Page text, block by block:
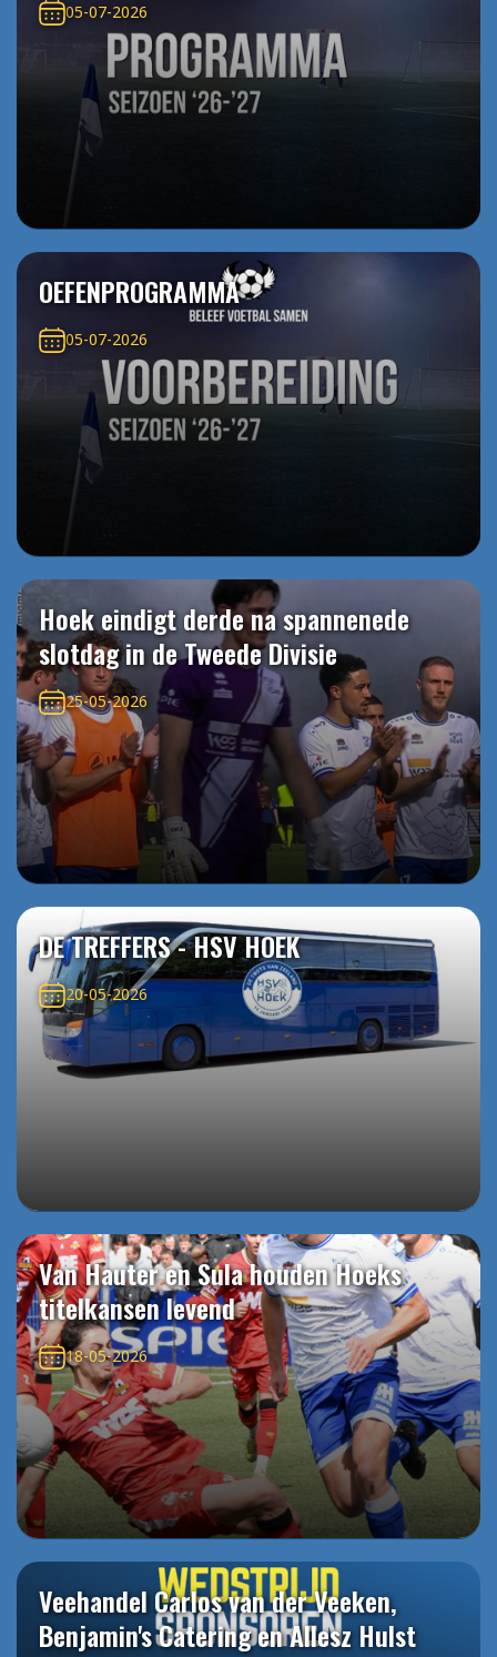
05-07-2026
OEFENPROGRAMMA
05-07-2026
Hoek eindigt derde na spannenede
slotdag in de Tweede Divisie
25-05-2026
DE TREFFERS - HSV HOEK
20-05-2026
Van Hauter en Sula houden Hoeks
titelkansen levend
18-05-2026
Veehandel Carlos van der Veeken,
Benjamin's Catering en Allesz Hulst